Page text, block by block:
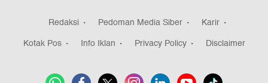
Redaksi Pedoman Media Siber
Karir
Kotak Pos
Info Iklan Privacy Policy Disclaimer